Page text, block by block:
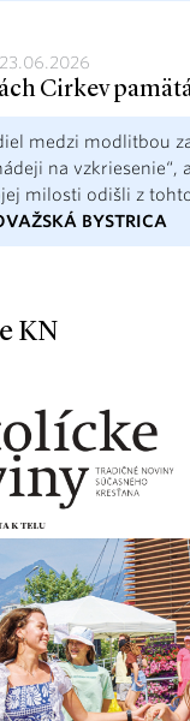
23.06.2026
Cirkev
medzi modlitbou
na vzkriesenie“,
milosti odišli z
BYSTRICA
KN